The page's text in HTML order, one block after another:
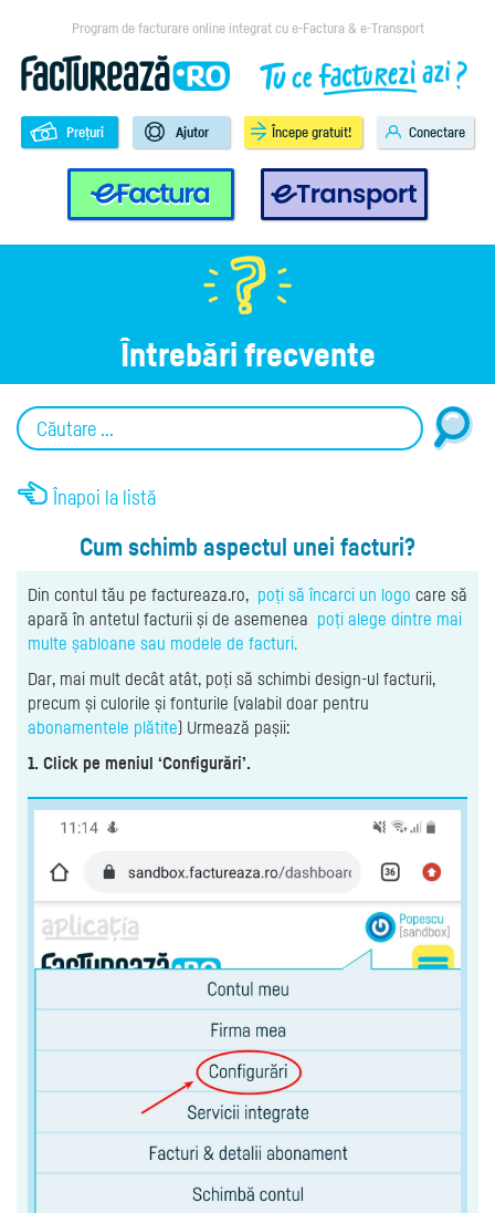
Program de facturare online integrat cu e-Factura & e-Transport
e-Factura e-Transport
Prețuri Ajutor Începe gratuit! Conectare
Întrebări frecvente
Înapoi la listă
Cum schimb aspectul unei facturi?
Din contul tău pe factureaza.ro, poți să încarci un logo care să
apară în antetul facturii și de asemenea poți alege dintre mai
multe șabloane sau modele de facturi.
Dar, mai mult decât atât, poți să schimbi design-ul facturii,
precum și culorile și fonturile (valabil doar pentru
abonamentele plătite) Urmează pașii:
1. Click pe meniul ‘Configurări’.